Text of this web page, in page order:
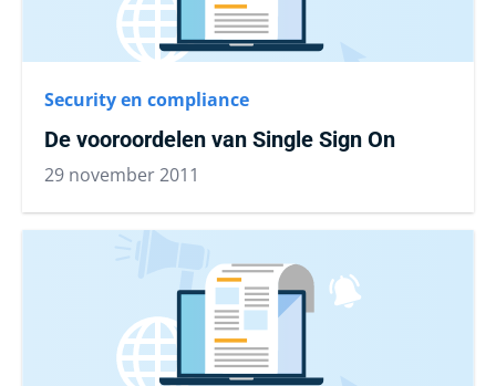
Security en compliance
De vooroordelen van Single Sign On
29 november 2011